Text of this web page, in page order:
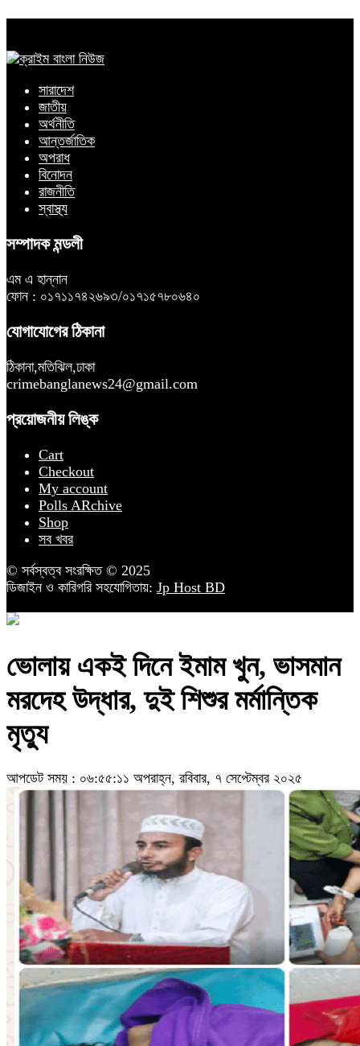
সারাদেশ
জাতীয়
অর্থনীতি
আন্তর্জাতিক
অপরাধ
বিনোদন
রাজনীতি
স্বাস্থ্য
সম্পাদক মন্ডলী
এম এ হান্নান
ফোন : ০১৭১১৭৪২৬৯৩/০১৭১৫৭৮০৬৪০
যোগাযোগের ঠিকানা
ঠিকানা,মতিঝিল,ঢাকা
crimebanglanews24@gmail.com
প্রয়োজনীয় লিঙ্ক
Cart
Checkout
My account
Polls ARchive
Shop
সব খবর
© সর্বস্বত্ব সংরক্ষিত © 2025
ডিজাইন ও কারিগরি সহযোগিতায়: Jp Host BD
ভোলায় একই দিনে ইমাম খুন, ভাসমান
মরদেহ উদ্ধার, দুই শিশুর মর্মান্তিক
মৃত্যু
আপডেট সময় : ০৬:৫৫:১১ অপরাহ্ন, রবিবার, ৭ সেপ্টেম্বর ২০২৫